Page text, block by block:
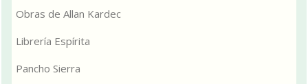
Obras de Allan Kardec
Librería Espírita
Pancho Sierra